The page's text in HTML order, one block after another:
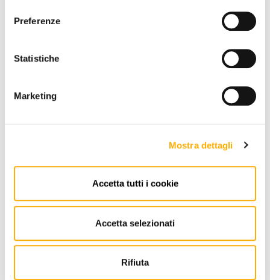
Preferenze
Statistiche
Marketing
Mostra dettagli
Accetta tutti i cookie
Accetta selezionati
Rifiuta
INFORMATION
BRAND